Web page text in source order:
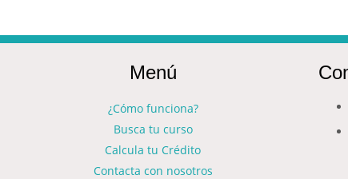
Menú
¿Cómo funciona?
Busca tu curso
Calcula tu Crédito
Contacta con nosotros